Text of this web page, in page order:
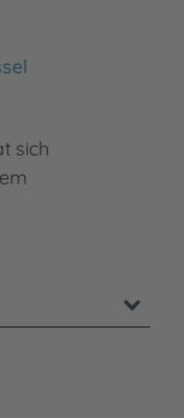
sich